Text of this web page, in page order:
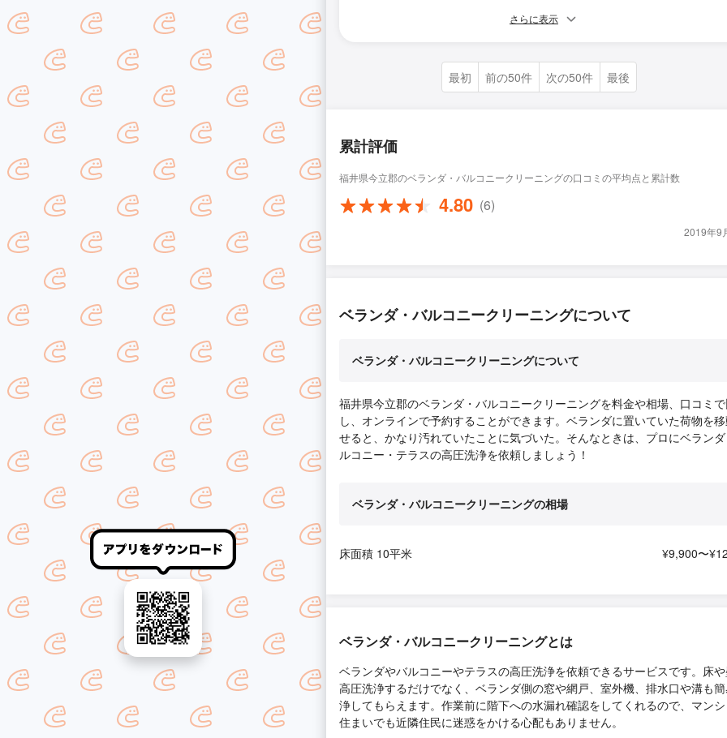
さらに表示
最初 前の50件 次の50件 最後
累計評価
福井県今立郡のベランダ・バルコニークリーニングの口コミの平均点と累計数
4.80 (6)
2019年9
ベランダ・バルコニークリーニングについて
ベランダ・バルコニークリーニングについて
福井県今立郡のベランダ・バルコニークリーニングを料金や相場、口コミ
し、オンラインで予約することができます。ベランダに置いていた荷物を
せると、かなり汚れていたことに気づいた。そんなときは、プロにベラン
ルコニー・テラスの高圧洗浄を依頼しましょう！
ベランダ・バルコニークリーニングの相場
床面積 10平米 ¥9,900〜
ベランダ・バルコニークリーニングとは
ベランダやバルコニーやテラスの高圧洗浄を依頼できるサービスです。床
高圧洗浄するだけでなく、ベランダ側の窓や網戸、室外機、排水口や溝も
浄してもらえます。作業前に階下への水漏れ確認をしてくれるので、マン
住まいでも近隣住民に迷惑をかける心配もありません。